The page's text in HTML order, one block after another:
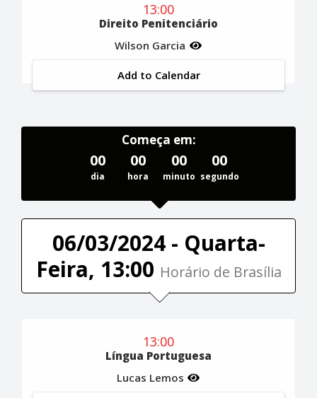
13:00
Direito Penitenciário
Wilson Garcia
Add to Calendar
Começa em:
00
dia
00
hora
00
minuto
00
segundo
06/03/2024 - Quarta-
Feira, 13:00 Horário de Brasília
13:00
Língua Portuguesa
Lucas Lemos